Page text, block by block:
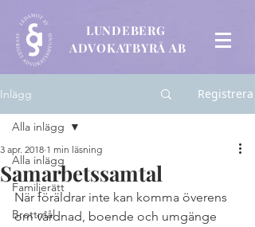
LUNDEBERG
ADVOKATBYRÅ AB
Inlägg Registrera
Alla inlägg
Familjerätt
Brottmål
Alla inlägg
Samarbetssamtal
3 apr. 2018 1 min läsning
När föräldrar inte kan komma överens
om vårdnad, boende och umgänge